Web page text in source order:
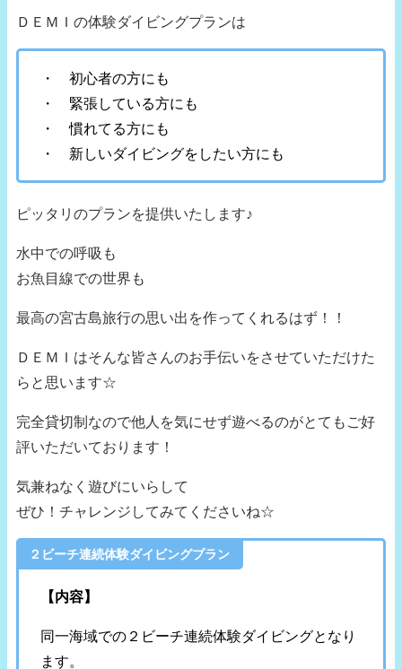
ＤＥＭＩの体験ダイビングプランは
・ 初心者の方にも
・ 緊張している方にも
・ 慣れてる方にも
・ 新しいダイビングをしたい方にも
ピッタリのプランを提供いたします♪
水中での呼吸も
お魚目線での世界も
最高の宮古島旅行の思い出を作ってくれるはず！！
ＤＥＭＩはそんな皆さんのお手伝いをさせていただけた
らと思います☆
完全貸切制なので他人を気にせず遊べるのがとてもご好
評いただいております！
気兼ねなく遊びにいらして
ぜひ！チャレンジしてみてくださいね☆
２ビーチ連続体験ダイビングプラン
【内容】
同一海域での２ビーチ連続体験ダイビングとなり
ます。